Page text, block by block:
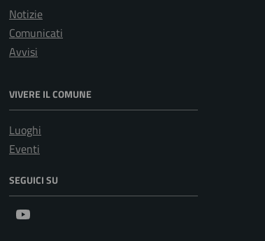
Notizie
Comunicati
Avvisi
VIVERE IL COMUNE
Luoghi
Eventi
SEGUICI SU